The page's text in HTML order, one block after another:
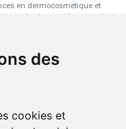
des
cookies et
en dermocosmétique et
pour le visage et le corps ainsi
atopique, les soins pour
nouvelles références SVR
et
qui permet souvent